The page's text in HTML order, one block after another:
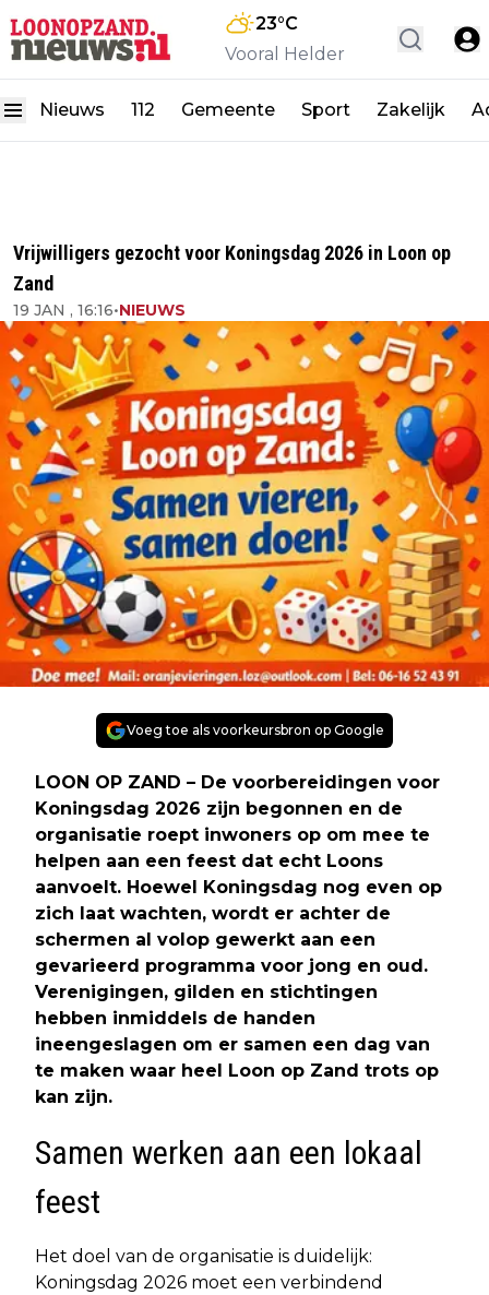
23°C
Vooral Helder
Nieuws 112 Gemeente Sport Zakelijk
Vrijwilligers gezocht voor Koningsdag 2026 in Loon op
Zand
19 JAN , 16:16•NIEUWS
Voeg toe als voorkeursbron op Google
LOON OP ZAND – De voorbereidingen voor
Koningsdag 2026 zijn begonnen en de
organisatie roept inwoners op om mee te
helpen aan een feest dat echt Loons
aanvoelt. Hoewel Koningsdag nog even op
zich laat wachten, wordt er achter de
schermen al volop gewerkt aan een
gevarieerd programma voor jong en oud.
Verenigingen, gilden en stichtingen
hebben inmiddels de handen
ineengeslagen om er samen een dag van
te maken waar heel Loon op Zand trots op
kan zijn.
Samen werken aan een lokaal
feest
Het doel van de organisatie is duidelijk:
Koningsdag 2026 moet een verbindend